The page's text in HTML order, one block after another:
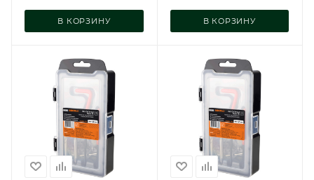
В КОРЗИНУ В КОРЗИНУ